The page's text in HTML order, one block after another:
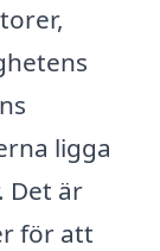
ligga
Det är
för att